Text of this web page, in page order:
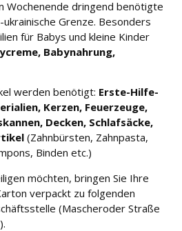
u
n
g
e
K
a
r
e
r
e
Wochenende dringend benötigte
Grenze. Besonders
für Babys und kleine Kinder
Babynahrung,
werden benötigt: Erste-Hilfe-
Kerzen, Feuerzeuge,
Decken, Schlafsäcke,
(Zahnbürsten, Zahnpasta,
Binden etc.)
möchten, bringen Sie Ihre
verpackt zu folgenden
(Mascheroder Straße